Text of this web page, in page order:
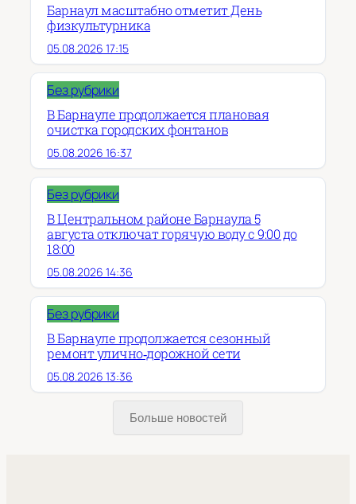
Барнаул масштабно отметит День
физкультурника
05.08.2026 17:15
Без рубрики
В Барнауле продолжается плановая
очистка городских фонтанов
05.08.2026 16:37
Без рубрики
В Центральном районе Барнаула 5
августа отключат горячую воду с 9:00 до
18:00
05.08.2026 14:36
Без рубрики
В Барнауле продолжается сезонный
ремонт улично‑дорожной сети
05.08.2026 13:36
Больше новостей